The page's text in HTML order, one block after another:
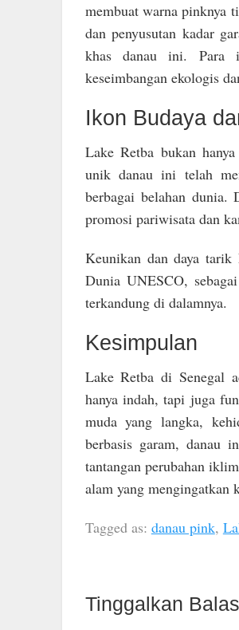
membuat warna pinknya
dan penyusutan kadar
khas danau ini. Para
keseimbangan ekologis
Ikon Budaya
Lake Retba bukan
unik danau ini telah
berbagai belahan
promosi pariwisata dan
Keunikan dan daya tarik
Dunia UNESCO,
terkandung di dalamnya.
Kesimpulan
Lake Retba di Senegal
hanya indah, tapi juga
muda yang langka,
berbasis garam, danau
tantangan perubahan
alam yang mengingatkan
Tagged as: danau pink,
Tinggalkan